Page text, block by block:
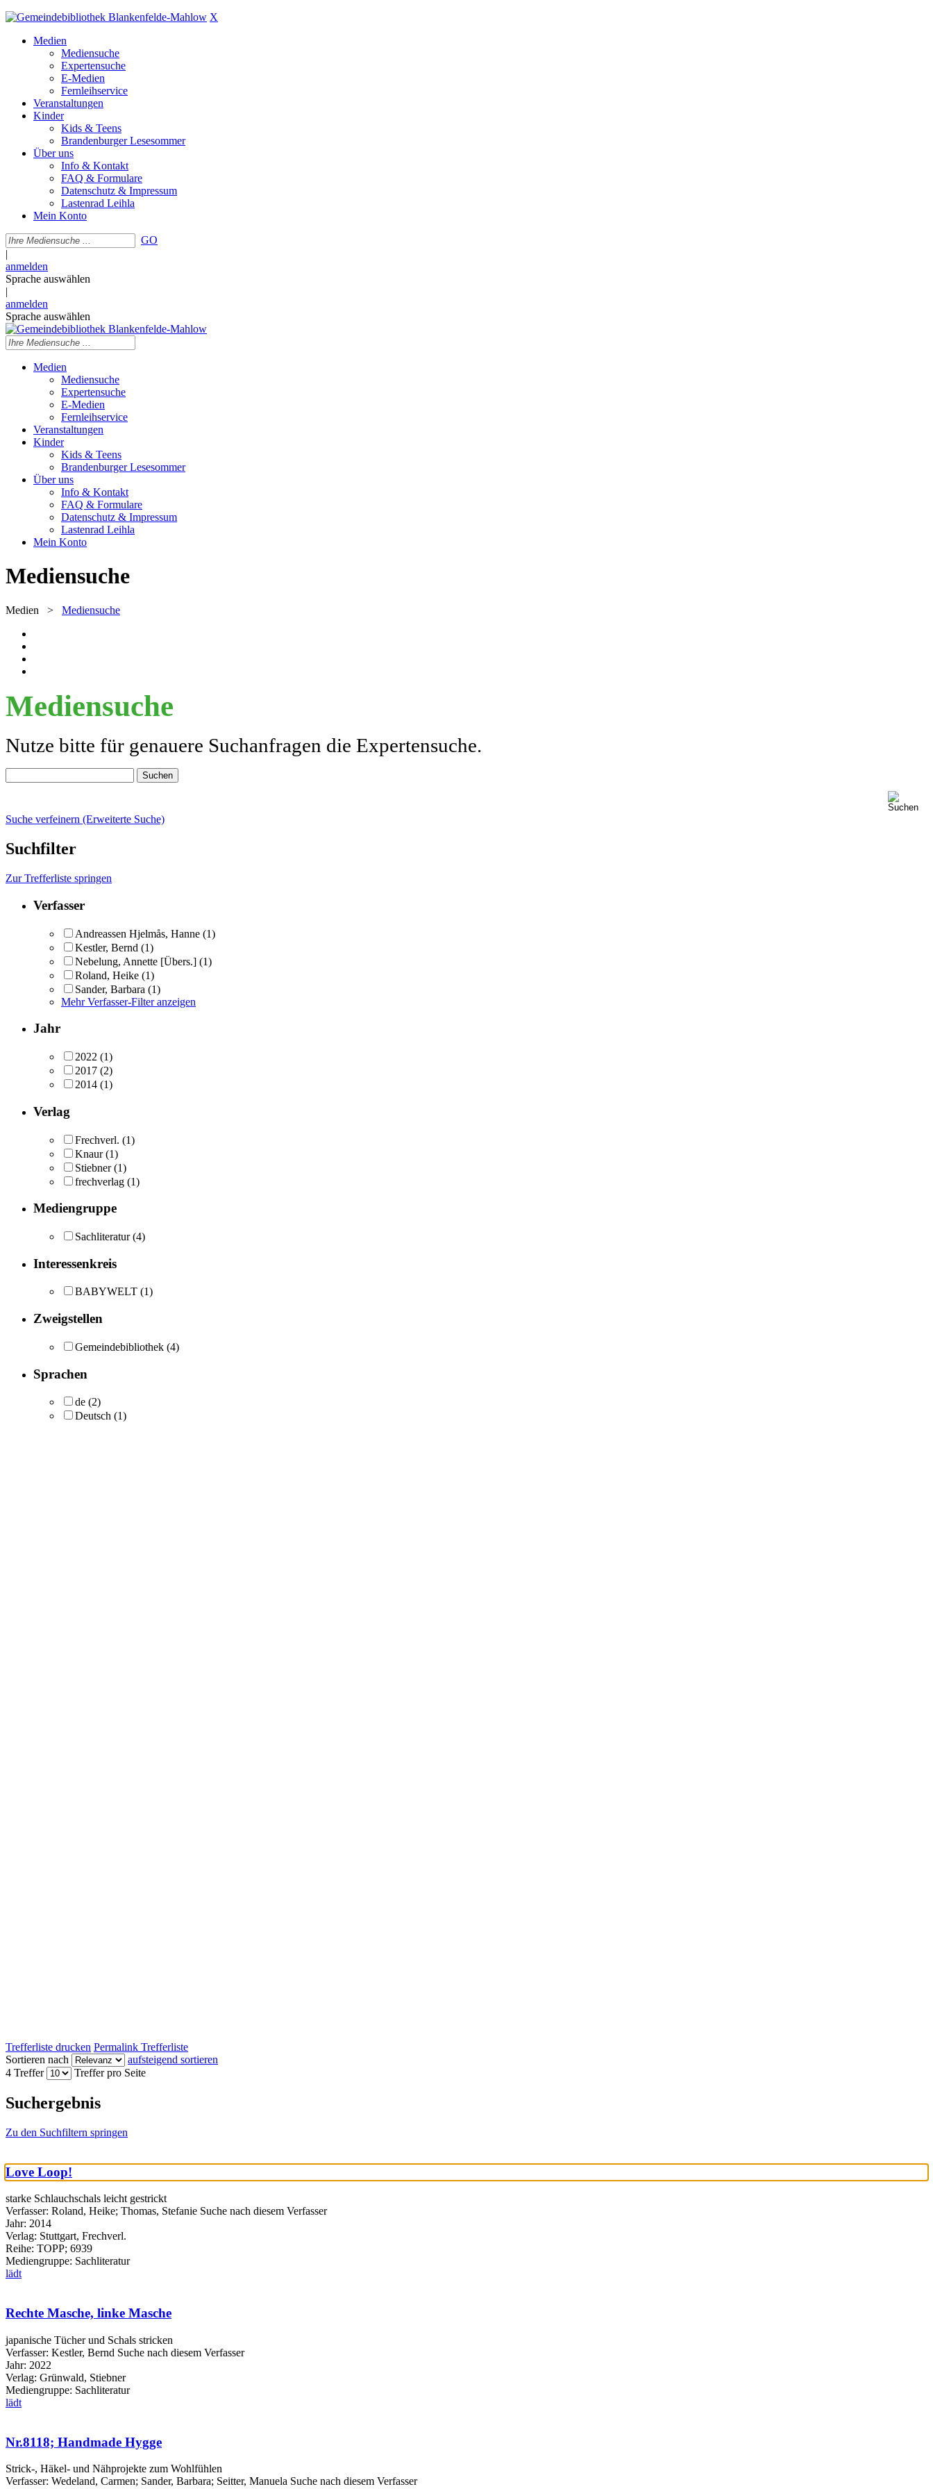
X
Medien
Mediensuche
Expertensuche
E-Medien
Fernleihservice
Veranstaltungen
Kinder
Kids & Teens
Brandenburger Lesesommer
Über uns
Info & Kontakt
FAQ & Formulare
Datenschutz & Impressum
Lastenrad Leihla
Mein Konto
GO
|
anmelden
Sprache auswählen
|
anmelden
Sprache auswählen
Medien
Mediensuche
Expertensuche
E-Medien
Fernleihservice
Veranstaltungen
Kinder
Kids & Teens
Brandenburger Lesesommer
Über uns
Info & Kontakt
FAQ & Formulare
Datenschutz & Impressum
Lastenrad Leihla
Mein Konto
Mediensuche
Medien > Mediensuche
Mediensuche
Nutze bitte für genauere Suchanfragen die Expertensuche.
Suche verfeinern (Erweiterte Suche)
Suchfilter
Zur Trefferliste springen
Verfasser
Andreassen Hjelmås, Hanne (1)
Kestler, Bernd (1)
Nebelung, Annette [Übers.] (1)
Roland, Heike (1)
Sander, Barbara (1)
Mehr Verfasser-Filter anzeigen
Jahr
2022 (1)
2017 (2)
2014 (1)
Verlag
Frechverl. (1)
Knaur (1)
Stiebner (1)
frechverlag (1)
Mediengruppe
Sachliteratur (4)
Interessenkreis
BABYWELT (1)
Zweigstellen
Gemeindebibliothek (4)
Sprachen
de (2)
Deutsch (1)
Trefferliste drucken Permalink Trefferliste
Sortieren nach
aufsteigend sortieren
4 Treffer
Treffer pro Seite
Suchergebnis
Zu den Suchfiltern springen
Love Loop!
starke Schlauchschals leicht gestrickt
Verfasser: Roland, Heike; Thomas, Stefanie Suche nach diesem Verfasser
Jahr: 2014
Verlag: Stuttgart, Frechverl.
Reihe: TOPP; 6939
Mediengruppe: Sachliteratur
lädt
Rechte Masche, linke Masche
japanische Tücher und Schals stricken
Verfasser: Kestler, Bernd Suche nach diesem Verfasser
Jahr: 2022
Verlag: Grünwald, Stiebner
Mediengruppe: Sachliteratur
lädt
Nr.8118; Handmade Hygge
Strick-, Häkel- und Nähprojekte zum Wohlfühlen
Verfasser: Wedeland, Carmen; Sander, Barbara; Seitter, Manuela Suche nach diesem Verfasser